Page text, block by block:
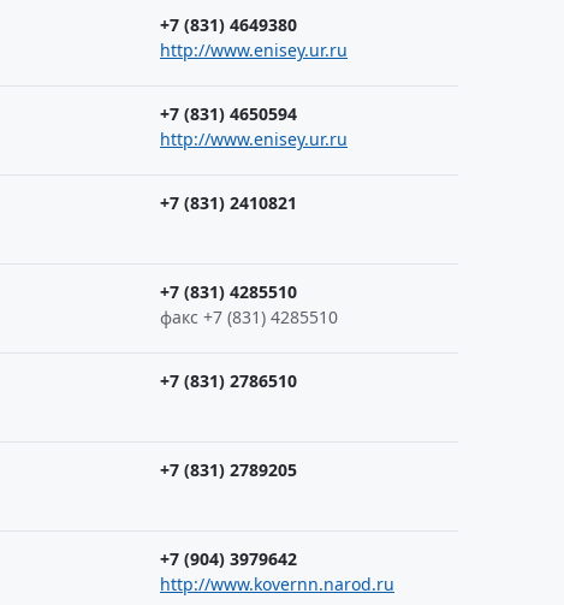
+7 (831) 4649380
http://www.enisey.ur.ru
+7 (831) 4650594
http://www.enisey.ur.ru
+7 (831) 2410821
+7 (831) 4285510
факс +7 (831) 4285510
+7 (831) 2786510
+7 (831) 2789205
+7 (904) 3979642
http://www.kovernn.narod.ru